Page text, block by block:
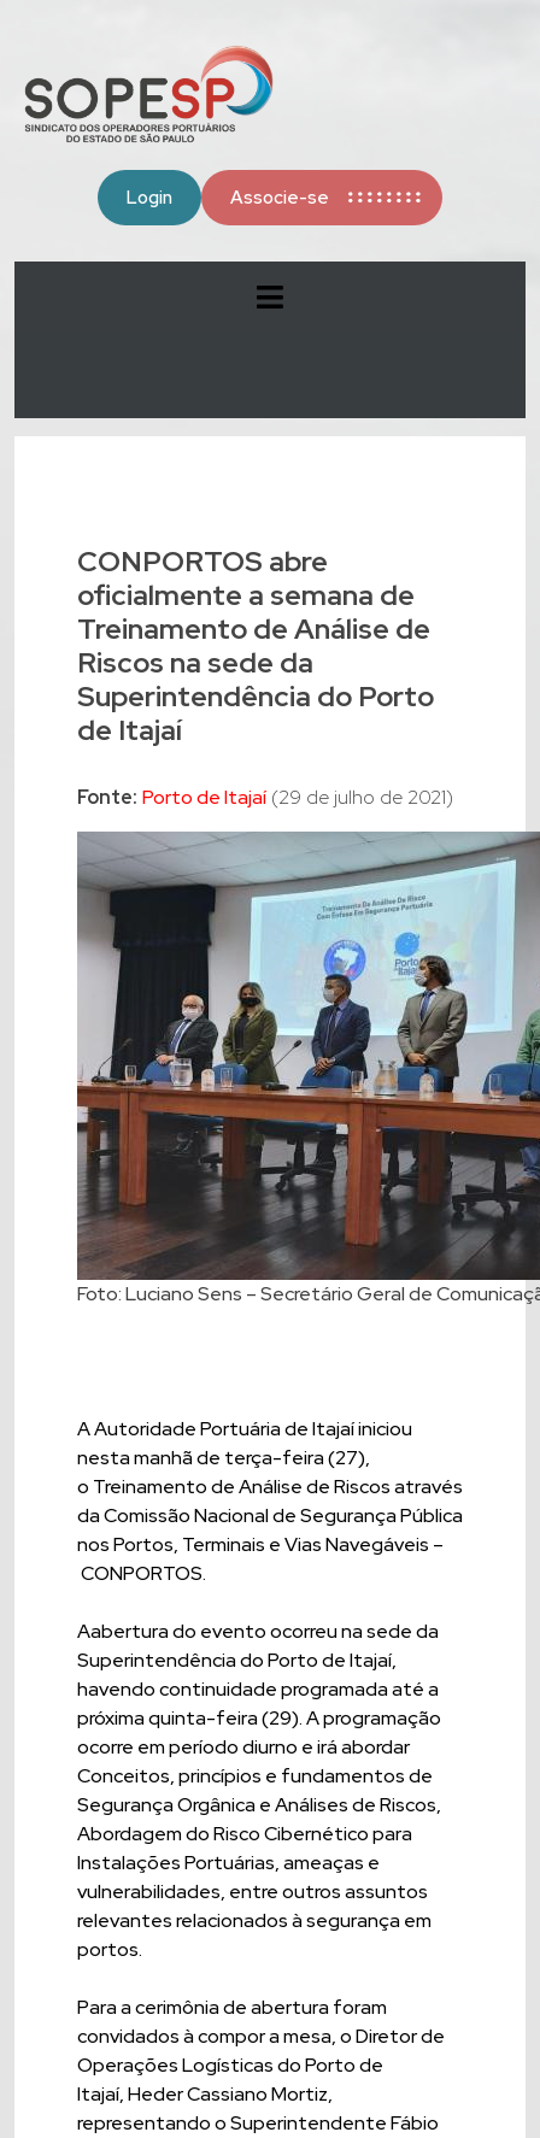
Login Associe-se
CONPORTOS abre
oficialmente a semana de
Treinamento de Análise de
Riscos na sede da
Superintendência do Porto
de Itajaí
Fonte: Porto de Itajaí(29 de julho de 2021)
Foto: Luciano Sens – Secretário Geral de
A Autoridade Portuária de Itajaí iniciou
nesta manhã de terça-feira (27),
o Treinamento de Análise de Riscos através
da Comissão Nacional de Segurança Pública
nos Portos, Terminais e Vias Navegáveis –
CONPORTOS.
Aabertura do evento ocorreu na sede da
Superintendência do Porto de Itajaí,
havendo continuidade programada até a
próxima quinta-feira (29). A programação
ocorre em período diurno e irá abordar
Conceitos, princípios e fundamentos de
Segurança Orgânica e Análises de Riscos,
Abordagem do Risco Cibernético para
Instalações Portuárias, ameaças e
vulnerabilidades, entre outros assuntos
relevantes relacionados à segurança em
portos.
Para a cerimônia de abertura foram
convidados à compor a mesa, o Diretor de
Operações Logísticas do Porto de
Itajaí, Heder Cassiano Mortiz,
representando o Superintendente Fábio